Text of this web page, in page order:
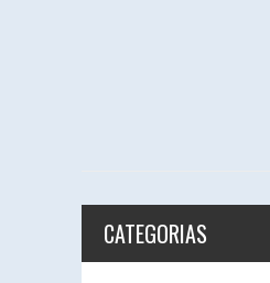
CATEGORIAS